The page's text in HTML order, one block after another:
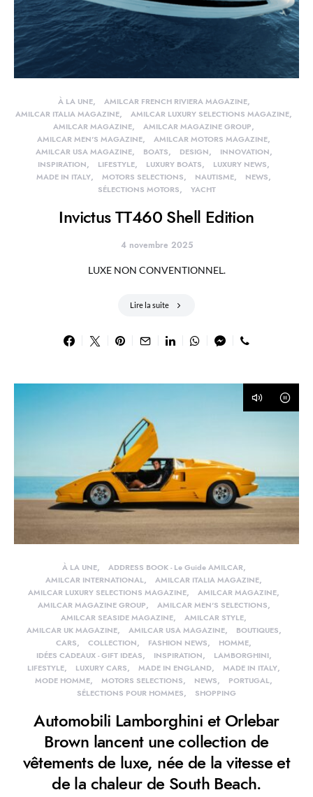
À LA UNE
AMILCAR FRENCH RIVIERA MAGAZINE
AMILCAR ITALIA MAGAZINE
AMILCAR LUXURY SELECTIONS MAGAZINE
AMILCAR MAGAZINE
AMILCAR MAGAZINE GROUP
AMILCAR MEN'S MAGAZINE
AMILCAR MOTORS MAGAZINE
AMILCAR USA MAGAZINE
BOATS DESIGN
INNOVATION
INSPIRATION
LIFESTYLE LUXURY BOATS
LUXURY NEWS
MADE IN ITALY
MOTORS SELECTIONS NAUTISME
NEWS
SÉLECTIONS MOTORS
YACHT
Invictus TT460 Shell Edition
4 novembre 2025
LUXE NON CONVENTIONNEL.
Lire la suite
À LA UNE
ADDRESS BOOK - Le Guide AMILCAR
AMILCAR INTERNATIONAL
AMILCAR ITALIA MAGAZINE
AMILCAR LUXURY SELECTIONS MAGAZINE
AMILCAR MAGAZINE
AMILCAR MAGAZINE GROUP
AMILCAR MEN'S SELECTIONS
AMILCAR SEASIDE MAGAZINE
AMILCAR STYLE
AMILCAR UK MAGAZINE
AMILCAR USA MAGAZINE
BOUTIQUES
CARS
COLLECTION FASHION NEWS
HOMME
IDÉES CADEAUX - GIFT IDEAS
INSPIRATION
LAMBORGHINI
LIFESTYLE
LUXURY CARS MADE IN ENGLAND
MADE IN ITALY
MODE HOMME
MOTORS SELECTIONS NEWS
PORTUGAL
SÉLECTIONS POUR HOMMES
SHOPPING
Automobili Lamborghini et Orlebar
Brown lancent une collection de
vêtements de luxe, née de la vitesse et
de la chaleur de South Beach.